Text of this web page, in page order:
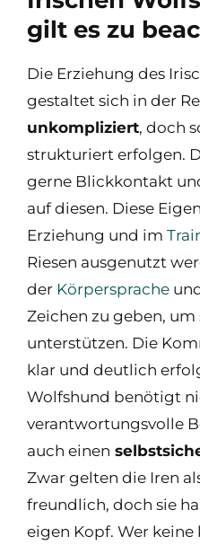
gilt es zu
Die Erziehung des
gestaltet sich in der
unkompliziert, doch
strukturiert erfolgen.
gerne Blickkontakt
auf diesen. Diese
Erziehung und im
Riesen ausgenutzt
der Körpersprache
Zeichen zu geben,
unterstützen. Die
klar und deutlich
Wolfshund benötigt
verantwortungsvolle
auch einen
Zwar gelten die Iren
freundlich, doch sie
eigen Kopf. Wer